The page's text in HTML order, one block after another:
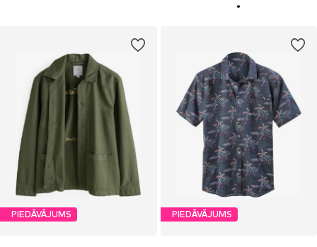
PIEDĀVĀJUMS PIEDĀVĀJUMS